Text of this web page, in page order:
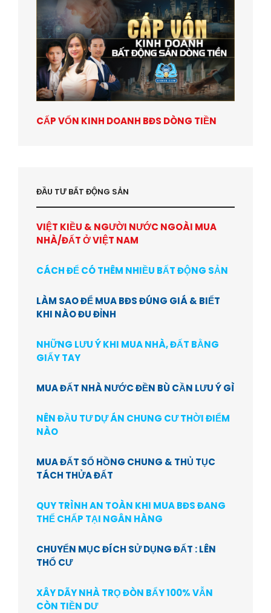
CẤP VỐN KINH DOANH BĐS DÒNG TIỀN
ĐẦU TƯ BẤT ĐỘNG SẢN
VIỆT KIỀU & NGƯỜI NƯỚC NGOÀI MUA
NHÀ/ĐẤT Ở VIỆT NAM
CÁCH ĐỂ CÓ THÊM NHIỀU BẤT ĐỘNG SẢN
LÀM SAO ĐỂ MUA BĐS ĐÚNG GIÁ & BIẾT
KHI NÀO ĐU ĐỈNH
NHỮNG LƯU Ý KHI MUA NHÀ, ĐẤT BẰNG
GIẤY TAY
MUA ĐẤT NHÀ NƯỚC ĐỀN BÙ CẦN LƯU Ý GÌ
NÊN ĐẦU TƯ DỰ ÁN CHUNG CƯ THỜI ĐIỂM
NÀO
MUA ĐẤT SỔ HỒNG CHUNG & THỦ TỤC
TÁCH THỬA ĐẤT
QUY TRÌNH AN TOÀN KHI MUA BĐS ĐANG
THẾ CHẤP TẠI NGÂN HÀNG
CHUYỂN MỤC ĐÍCH SỬ DỤNG ĐẤT : LÊN
THỔ CƯ
XÂY DÃY NHÀ TRỌ ĐÒN BẨY 100% VẪN
CÒN TIỀN DƯ